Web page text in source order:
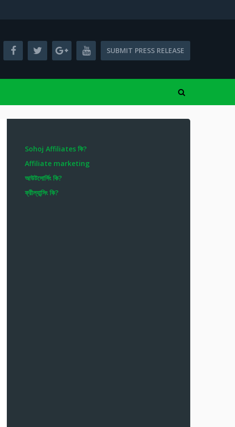
SUBMIT PRESS RELEASE
Sohoj Affiliates কি?
Affiliate marketing
আউটসোর্সিং কি?
ফ্রীল্যান্সিং কি?